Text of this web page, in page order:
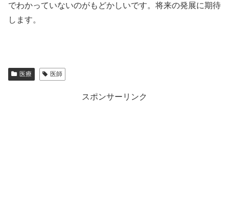
でわかっていないのがもどかしいです。将来の発展に期待
します。
医療 医師
スポンサーリンク